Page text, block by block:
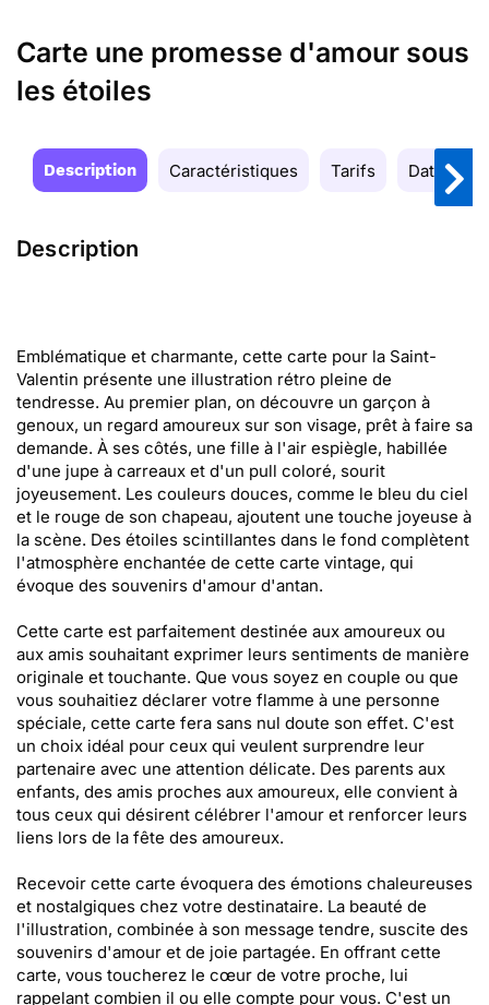
Carte une promesse d'amour sous
les étoiles
Description Caractéristiques Tarifs Date de
Description
Emblématique et charmante, cette carte pour la Saint-
Valentin présente une illustration rétro pleine de
tendresse. Au premier plan, on découvre un garçon à
genoux, un regard amoureux sur son visage, prêt à faire sa
demande. À ses côtés, une fille à l'air espiègle, habillée
d'une jupe à carreaux et d'un pull coloré, sourit
joyeusement. Les couleurs douces, comme le bleu du ciel
et le rouge de son chapeau, ajoutent une touche joyeuse à
la scène. Des étoiles scintillantes dans le fond complètent
l'atmosphère enchantée de cette carte vintage, qui
évoque des souvenirs d'amour d'antan.
Cette carte est parfaitement destinée aux amoureux ou
aux amis souhaitant exprimer leurs sentiments de manière
originale et touchante. Que vous soyez en couple ou que
vous souhaitiez déclarer votre flamme à une personne
spéciale, cette carte fera sans nul doute son effet. C'est
un choix idéal pour ceux qui veulent surprendre leur
partenaire avec une attention délicate. Des parents aux
enfants, des amis proches aux amoureux, elle convient à
tous ceux qui désirent célébrer l'amour et renforcer leurs
liens lors de la fête des amoureux.
Recevoir cette carte évoquera des émotions chaleureuses
et nostalgiques chez votre destinataire. La beauté de
l'illustration, combinée à son message tendre, suscite des
souvenirs d'amour et de joie partagée. En offrant cette
carte, vous toucherez le cœur de votre proche, lui
rappelant combien il ou elle compte pour vous. C'est un